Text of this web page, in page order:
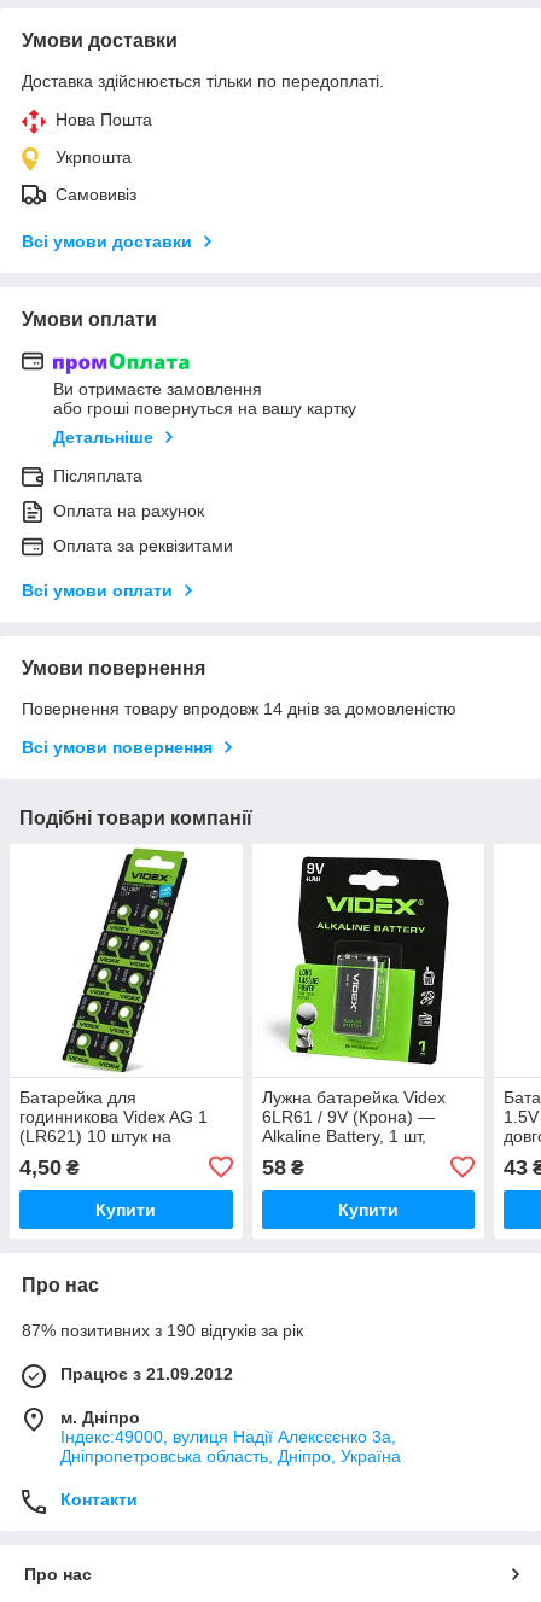
Умови доставки
Доставка здійснюється тільки по передоплаті.
Нова Пошта
Укрпошта
Самовивіз
Всі умови доставки
Умови оплати
Ви отримаєте замовлення
або гроші повернуться на вашу картку
Детальніше
Післяплата
Оплата на рахунок
Оплата за реквізитами
Всі умови оплати
Умови повернення
Повернення товару впродовж 14 днів за домовленістю
Всі умови повернення
Подібні товари компанії
Батарейка для
годинникова Videx AG 1
(LR621) 10 штук на
4,50 ₴
Купити
Лужна батарейка Videx
6LR61 / 9V (Крона) —
Alkaline Battery, 1 шт,
58₴
Купити
43
Про нас
87% позитивних з 190 відгуків за рік
Працює з 21.09.2012
м. Дніпро
Індекс:49000, вулиця Надії Алексєєнко 3а,
Дніпропетровська область, Дніпро, Україна
Контакти
Про нас